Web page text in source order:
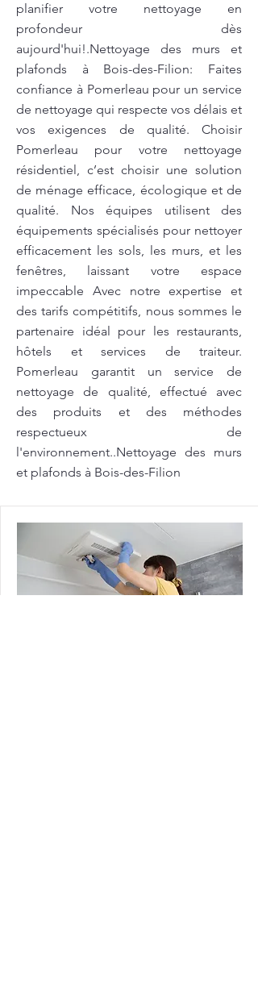
planifier votre nettoyage en
profondeur dès
aujourd'hui!.Nettoyage des murs et
plafonds à Bois-des-Filion: Faites
confiance à Pomerleau pour un service
de nettoyage qui respecte vos délais et
vos exigences de qualité. Choisir
Pomerleau pour votre nettoyage
résidentiel, c’est choisir une solution
de ménage efficace, écologique et de
qualité. Nos équipes utilisent des
équipements spécialisés pour nettoyer
efficacement les sols, les murs, et les
fenêtres, laissant votre espace
impeccable Avec notre expertise et
des tarifs compétitifs, nous sommes le
partenaire idéal pour les restaurants,
hôtels et services de traiteur.
Pomerleau garantit un service de
nettoyage de qualité, effectué avec
des produits et des méthodes
respectueux de
l'environnement..Nettoyage des murs
et plafonds à Bois-des-Filion